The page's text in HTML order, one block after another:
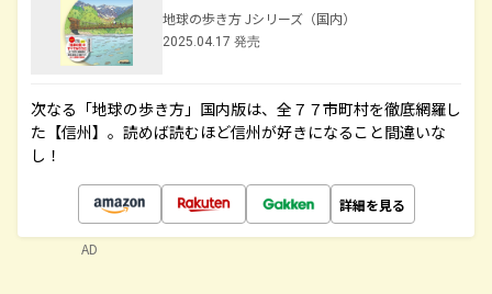
地球の歩き方 Jシリーズ（国内）
2025.04.17 発売
次なる「地球の歩き方」国内版は、全７７市町村を徹底網羅し
た【信州】。読めば読むほど信州が好きになること間違いな
し！
詳細を見る
AD